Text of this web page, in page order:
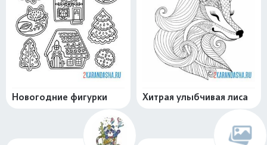
Новогодние фигурки Хитрая улыбчивая лиса